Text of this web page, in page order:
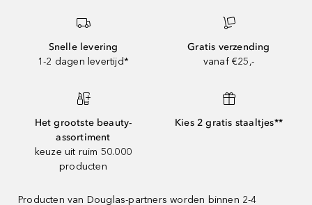
Snelle levering
1-2 dagen levertijd*
Gratis verzending
vanaf €25,-
Het grootste beauty-
assortiment
keuze uit ruim 50.000
producten
Kies 2 gratis staaltjes**
Producten van Douglas-partners worden binnen 2-4